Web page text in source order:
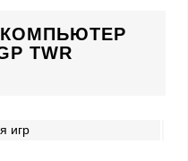
КОМПЬЮТЕР
TWR
игр